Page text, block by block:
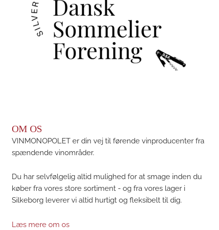
OM OS
VINMONOPOLET er din vej til førende vinproducenter fra
spændende vinområder.
Du har selvfølgelig altid mulighed for at smage inden du
køber fra vores store sortiment - og fra vores lager i
Silkeborg leverer vi altid hurtigt og fleksibelt til dig.
Læs mere om os